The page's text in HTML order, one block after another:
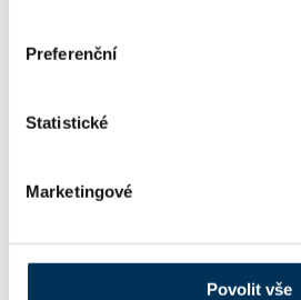
Preferenční
Statistické
Marketingové
Povolit vše
Stav:
Stav: Přerušený